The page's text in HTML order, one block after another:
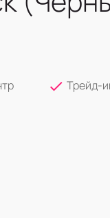
Трейд-